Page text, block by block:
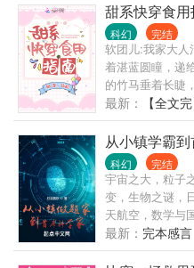
甜系快穿食
科幻 完结
软团儿:我家大人
着湛蓝圆瞳，递
的竹马垂着长睫
眼秾丽的皇子握
个。” 阮栖笑眯
……这一定不是
单小甜饼，非爽
最新： 【全文完
从小镇学霸
科幻 完结
宇宙之大，粒子
变，生物之谜，
天航空，数学与
息技术，数学与
能，数学与先进
最新： 完本感言